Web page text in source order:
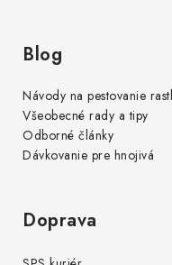
Blog
Návody na pestovanie
Všeobecné rady a tipy
Odborné články
Dávkovanie pre hnojivá
Doprava